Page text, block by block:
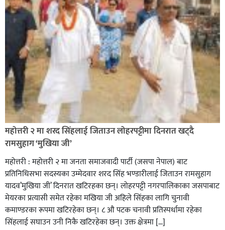
सिराहा-२ मा संजय यादव भिड्ने !
रक्तदान सेवामा जिल्लामै दोस्रो स्थान ल्याएकोमा जनमत नेताद्वय
रेडक्रस सिराहा द्वारा सम्मानित
महोत्तरी २ मा शरद सिंहलाई जिताउन लोहरपट्टीमा दिनरात खट्दै
रामसुहाग ‘मुखिया जी’
महोत्तरी : महोत्तरी २ मा जनता समाजवादी पार्टी (जसपा नेपाल) बाट
प्रतिनिधिसभा सदस्यका उम्मेदवार शरद सिंह भण्डारीलाई जिताउन रामसुहाग
यादव’मुखिया जी’ दिनरात खटिरहका छन्। लोहरपट्टी नगरपालिकाका जसपाबाट
मेयरका प्रत्यासी समेत रहेका मखिया जी अहिले सिंहका लागि चुनावी
कमाण्डरका रूपमा खटिरहेका छन्। ८ औ पटक चनावी प्रतिस्पर्धामा रहेका
सिंहलाई सघाउन उनी निकै खटिरहेका छन्। उक्त क्षेत्रमा […]